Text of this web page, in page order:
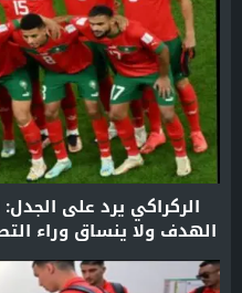
الركراكي يرد على
الهدف ولا ينساق وراء